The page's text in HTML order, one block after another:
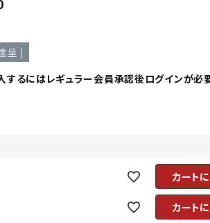
呈 ]
るにはレギュラー会員承認後ログインが必要
カート
カート